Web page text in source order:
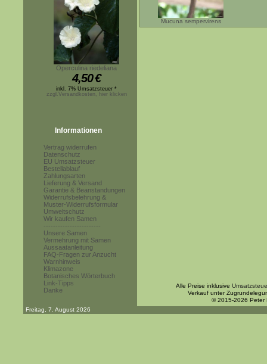
Operculina riedeliana
4,50€
inkl. 7% Umsatzsteuer *
zzgl.Versandkosten, hier klicken
Informationen
Vertrag widerrufen
Datenschutz
EU Umsatzsteuer
Bestellablauf
Zahlungsarten
Lieferung & Versand
Garantie & Beanstandungen
Widerrufsbelehrung &
Muster-Widerrufsformular
Umweltschutz
Wir kaufen Samen
------------------------
Unsere Samen
Vermehrung mit Samen
Aussaatanleitung
FAQ-Fragen zur Anzucht
Warnhinweis
Klimazone
Botanisches Wörterbuch
Link-Tipps
Danke
Mucuna sempervirens
Alle Preise inklusive
Verkauf unter
© 2015-2026 Peter
Freitag, 7. August 2026